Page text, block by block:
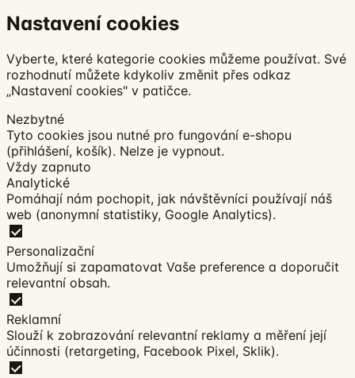
Nastavení cookies
Vyberte, které kategorie cookies můžeme používat. Své
rozhodnutí můžete kdykoliv změnit přes odkaz
„Nastavení cookies" v patičce.
Nezbytné
Tyto cookies jsou nutné pro fungování e-shopu
(přihlášení, košík). Nelze je vypnout.
Vždy zapnuto
Analytické
Pomáhají nám pochopit, jak návštěvníci používají náš
web (anonymní statistiky, Google Analytics).
Personalizační
Umožňují si zapamatovat Vaše preference a doporučit
relevantní obsah.
Reklamní
Slouží k zobrazování relevantní reklamy a měření její
účinnosti (retargeting, Facebook Pixel, Sklik).